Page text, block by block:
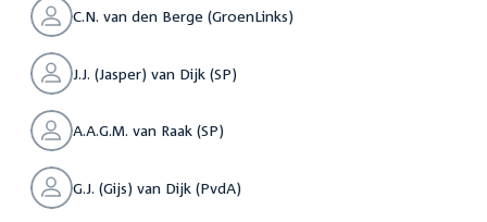
C.N. van den Berge (GroenLinks)
J.J. (Jasper) van Dijk (SP)
A.A.G.M. van Raak (SP)
G.J. (Gijs) van Dijk (PvdA)